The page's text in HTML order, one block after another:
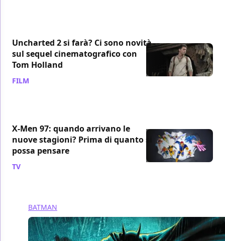
Uncharted 2 si farà? Ci sono novità
sul sequel cinematografico con
Tom Holland
FILM
X-Men 97: quando arrivano le
nuove stagioni? Prima di quanto si
possa pensare
TV
BATMAN